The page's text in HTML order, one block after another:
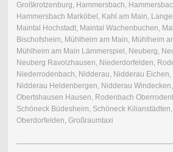
Großkrotzenburg, Hammersbach,
Hammersbach Marköbel, Kahl am Main,
Maintal Hochstadt, Maintal Wachenbuchen,
Bischofsheim, Mühlheim am Main, Mühlheim
Mühlheim am Main Lämmerspiel, Neuberg,
Neuberg Ravolzhausen, Niederdorfelden,
Niederrodenbach, Nidderau, Nidderau
Nidderau Heldenbergen, Nidderau
Obertshausen Hausen, Rodenbach
Schöneck Büdesheim, Schöneck
Oberdorfelden, Großraumtaxi